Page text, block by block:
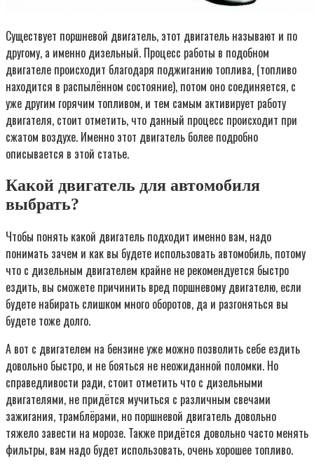
Существует поршневой двигатель, этот двигатель называют и по
другому, а именно дизельный. Процесс работы в подобном
двигателе происходит благодаря поджиганию топлива, (топливо
находится в распылённом состояние), потом оно соединяется, с
уже другим горячим топливом, и тем самым активирует работу
двигателя, стоит отметить, что данный процесс происходит при
сжатом воздухе. Именно этот двигатель более подробно
описывается в этой статье.
Какой двигатель для автомобиля
выбрать?
Чтобы понять какой двигатель подходит именно вам, надо
понимать зачем и как вы будете использовать автомобиль, потому
что с дизельным двигателем крайне не рекомендуется быстро
ездить, вы сможете причинить вред поршневому двигателю, если
будете набирать слишком много оборотов, да и разгоняться вы
будете тоже долго.
А вот с двигателем на бензине уже можно позволить себе ездить
довольно быстро, и не бояться не неожиданной поломки. Но
справедливости ради, стоит отметить что с дизельными
двигателями, не придётся мучиться с различным свечами
зажигания, трамблёрами, но поршневой двигатель довольно
тяжело завести на морозе. Также придётся довольно часто менять
фильтры, вам надо будет использовать, очень хорошее топливо.